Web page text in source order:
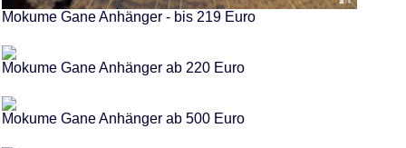
Mokume Gane Anhänger - bis 219 Euro
Mokume Gane Anhänger ab 220 Euro
Mokume Gane Anhänger ab 500 Euro